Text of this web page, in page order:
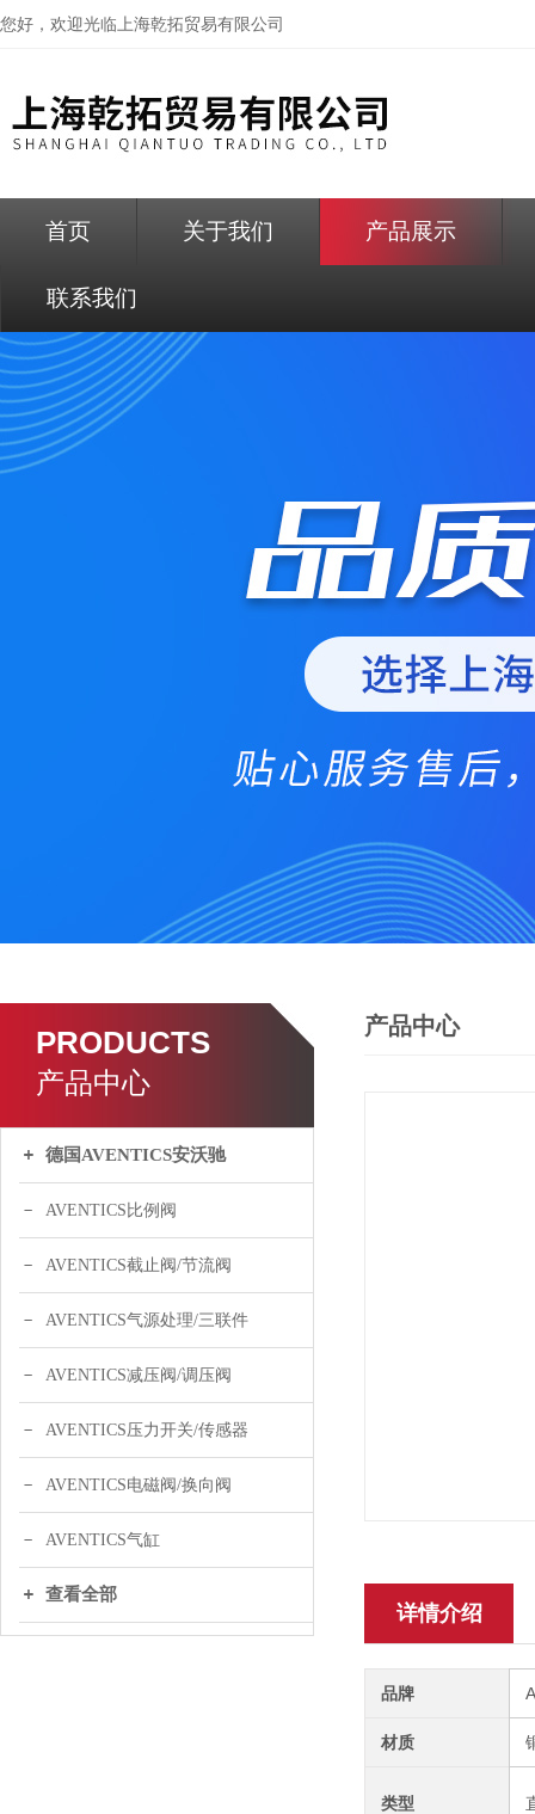
您好，欢迎光临上海乾拓贸易有限公司
首页 关于我们 产品展示
联系我们
PRODUCTS
产品中心
德国AVENTICS安沃驰
AVENTICS比例阀
AVENTICS截止阀/节流阀
AVENTICS气源处理/三联件
AVENTICS减压阀/调压阀
AVENTICS压力开关/传感器
AVENTICS电磁阀/换向阀
AVENTICS气缸
查看全部
产品中心
详情介绍
品牌
材质
类型